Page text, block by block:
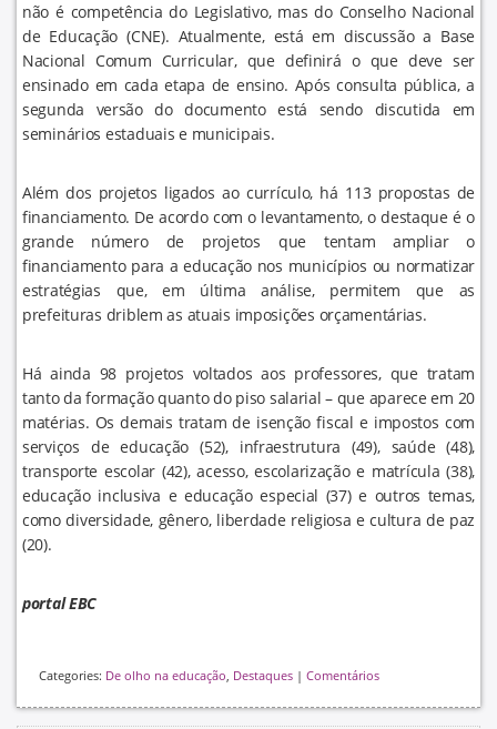
não é competência do Legislativo, mas do Conselho Nacional
de Educação (CNE). Atualmente, está em discussão a Base
Nacional Comum Curricular, que definirá o que deve ser
ensinado em cada etapa de ensino. Após consulta pública, a
segunda versão do documento está sendo discutida em
seminários estaduais e municipais.
Além dos projetos ligados ao currículo, há 113 propostas de
financiamento. De acordo com o levantamento, o destaque é o
grande número de projetos que tentam ampliar o
financiamento para a educação nos municípios ou normatizar
estratégias que, em última análise, permitem que as
prefeituras driblem as atuais imposições orçamentárias.
Há ainda 98 projetos voltados aos professores, que tratam
tanto da formação quanto do piso salarial – que aparece em 20
matérias. Os demais tratam de isenção fiscal e impostos com
serviços de educação (52), infraestrutura (49), saúde (48),
transporte escolar (42), acesso, escolarização e matrícula (38),
educação inclusiva e educação especial (37) e outros temas,
como diversidade, gênero, liberdade religiosa e cultura de paz
(20).
portal EBC
Categories: De olho na educação, Destaques | Comentários